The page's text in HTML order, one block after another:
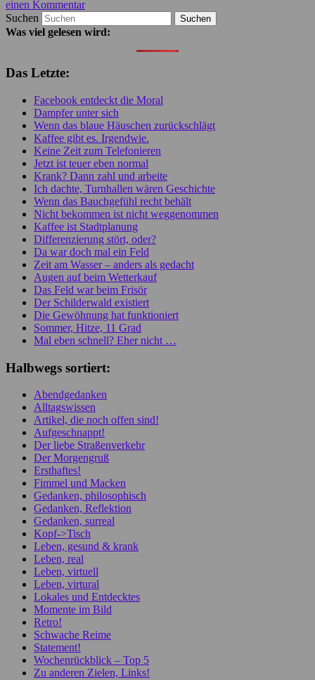
einen Kommentar
Suchen
Was viel gelesen wird:
Das Letzte:
Facebook entdeckt die Moral
Dampfer unter sich
Wenn das blaue Häuschen zurückschlägt
Kaffee gibt es. Irgendwie.
Keine Zeit zum Telefonieren
Jetzt ist teuer eben normal
Krank? Dann zahl und arbeite
Ich dachte, Turnhallen wären Geschichte
Wenn das Bauchgefühl recht behält
Nicht bekommen ist nicht weggenommen
Kaffee ist Stadtplanung
Differenzierung stört, oder?
Da war doch mal ein Feld
Zeit am Wasser – anders als gedacht
Augen auf beim Wetterkauf
Das Feld war beim Frisör
Der Schilderwald existiert
Die Gewöhnung hat funktioniert
Sommer, Hitze, 11 Grad
Mal eben schnell? Eher nicht …
Halbwegs sortiert:
Abendgedanken
Alltagswissen
Artikel, die noch offen sind!
Aufgeschnappt!
Der liebe Straßenverkehr
Der Morgengruß
Ersthaftes!
Fimmel und Macken
Gedanken, philosophisch
Gedanken, Reflektion
Gedanken, surreal
Kopf->Tisch
Leben, gesund & krank
Leben, real
Leben, virtuell
Leben, virtural
Lokales und Entdecktes
Momente im Bild
Retro!
Schwache Reime
Statement!
Wochenrückblick – Top 5
Zu anderen Zielen, Links!